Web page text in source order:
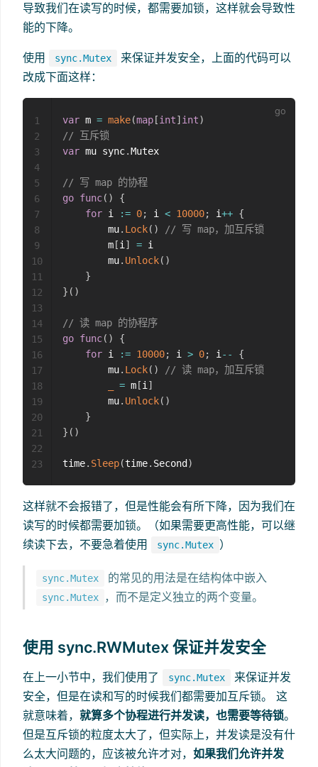
导致我们在读写的时候，都需要加锁，这样就会导致性
能的下降。
使用 sync.Mutex
来保证并发安全，上面的代码可以
改成下面这样：
var m = make(map [int] int)
// 互斥锁
var mu sync.Mutex
// 写 map 的协程
go func( )
{
for i := 0; i < 10000; i++ {
        mu
. Lock( )
// 写 map，加互斥锁
        m
[i] = i
        mu
. Unlock( )
}
} ( )
// 读 map 的协程序
go func( )
{
for i := 10000; i > 0; i--
{
        mu
. Lock( )
// 读 map，加互斥锁
= m [i]
        mu
. Unlock( )
}
} ( )
time. Sleep(time. Second )
1
2
3
4
5
6
7
8
9
10
11
12
13
14
15
16
17
18
19
20
21
22
23
这样就不会报错了，但是性能会有所下降，因为我们在
读写的时候都需要加锁。（如果需要更高性能，可以继
续读下去，不要急着使用
sync.Mutex ）
sync.Mutex 的常见的用法是在结构体中嵌入
sync.Mutex ，而不是定义独立的两个变量。
使用 sync.RWMutex 保证并发安全
在上一小节中，我们使用了 sync.Mutex
来保证并发
安全，但是在读和写的时候我们都需要加互斥锁。 这
就意味着， 就算多个协程进行并发读，也需要等待锁。
但是互斥锁的粒度太大了，但实际上，并发读是没有什
么太大问题的，应该被允许才对， 如果我们允许并发